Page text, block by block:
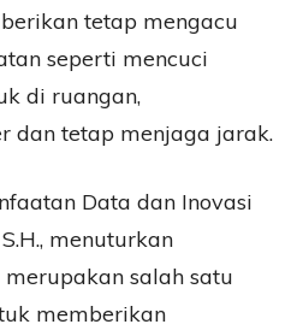
tetap mengacu
seperti mencuci
di ruangan,
dan tetap menjaga jarak.
Data dan Inovasi
menuturkan
salah satu
memberikan